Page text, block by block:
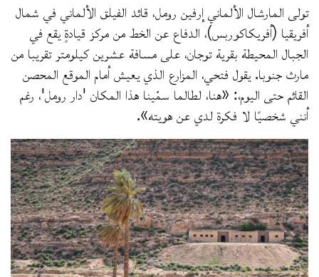
تولى المارشال الألماني إرفين رومل، قائد الفيلق الألماني في شمال
أفريقيا (أفريكاكوربس)، الدفاع عن الخط من مركز قيادةٍ يقع في
الجبال المحيطة بقرية توجان، على مسافة عشرين كيلومتر تقريبا من
مارث جنوبا. يقول فتحي، المزارع الذي يعيش أمام الموقع المحصن
القائم حتى اليوم،: «هنا، لطالما سمّينا هذا المكان 'دار رومل'، رغم
أنني شخصيًا لا فكرة لدي عن هويته».